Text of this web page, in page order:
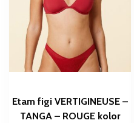
Etam figi VERTIGINEUSE –
TANGA – ROUGE kolor